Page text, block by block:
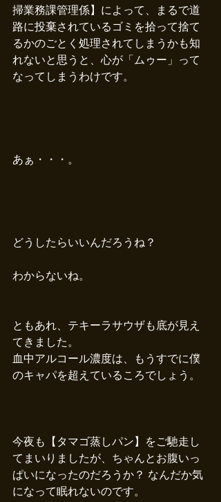
掃業務課管理係】によって、まるで道
路に投棄されているゴミを拾って捨て
るかのごとく処理されてしまうかも知
れないと思うと、心が「ムゥー」って
なってしまうわけです。
あぁ・・・。
どうしたらいいんだろうね？
わからないね。
ともあれ、テキーラサウザも底が見え
てきました。
血中アルコール濃度は、もうすでに僕
のキャパを超えているころでしょう。
今夜も【タマゴ蒸しパン】をご馳走し
てまいりましたが、ちゃんとお腹いっ
ぱいになったのだろうか？ なんだか気
になって眠れないのです。